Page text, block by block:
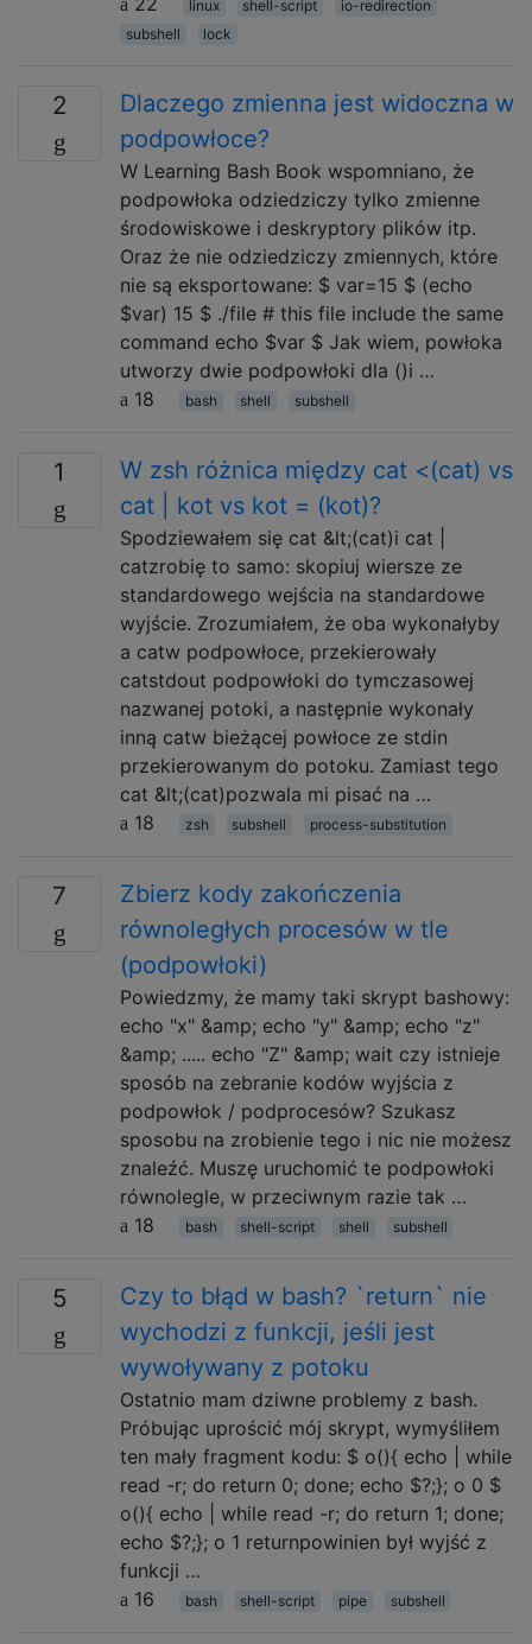
linux shell-script
io-redirection
subshell
lock
2
Dlaczego zmienna jest widoczna w
podpowłoce?
W Learning Bash Book wspomniano, że
podpowłoka odziedziczy tylko zmienne
środowiskowe i deskryptory plików itp.
Oraz że nie odziedziczy zmiennych, które
nie są eksportowane: $ var=15 $ (echo
$var) 15 $ ./file # this file include the same
command echo $var $ Jak wiem, powłoka
utworzy dwie podpowłoki dla ()i …
18
bash shell subshell
1
W zsh różnica między cat <(cat) vs
cat | kot vs kot = (kot)?
Spodziewałem się cat &lt;(cat)i cat |
catzrobię to samo: skopiuj wiersze ze
standardowego wejścia na standardowe
wyjście. Zrozumiałem, że oba wykonałyby
a catw podpowłoce, przekierowały
catstdout podpowłoki do tymczasowej
nazwanej potoki, a następnie wykonały
inną catw bieżącej powłoce ze stdin
przekierowanym do potoku. Zamiast tego
cat &lt;(cat)pozwala mi pisać na …
18
zsh subshell process-substitution
7
Zbierz kody zakończenia
równoległych procesów w tle
(podpowłoki)
Powiedzmy, że mamy taki skrypt bashowy:
echo "x" &amp; echo "y" &amp; echo "z"
&amp; ..... echo "Z" &amp; wait czy istnieje
sposób na zebranie kodów wyjścia z
podpowłok / podprocesów? Szukasz
sposobu na zrobienie tego i nic nie możesz
znaleźć. Muszę uruchomić te podpowłoki
równolegle, w przeciwnym razie tak …
18
bash shell-script shell subshell
5
Czy to błąd w bash? `return` nie
wychodzi z funkcji, jeśli jest
wywoływany z potoku
Ostatnio mam dziwne problemy z bash.
Próbując uprościć mój skrypt, wymyśliłem
ten mały fragment kodu: $ o(){ echo | while
read -r; do return 0; done; echo $?;}; o 0 $
o(){ echo | while read -r; do return 1; done;
echo $?;}; o 1 returnpowinien był wyjść z
funkcji …
16
bash shell-script pipe subshell